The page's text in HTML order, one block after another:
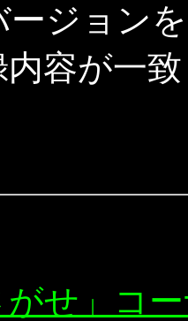
ージョン
内容が一
がせ」コ